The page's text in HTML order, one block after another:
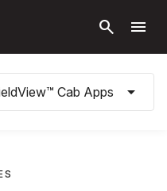
search menu
Cab Apps arrow_drop_down